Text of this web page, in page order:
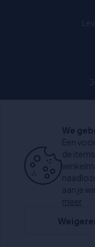
Chat: Open
We
Een
de
aan je
meer